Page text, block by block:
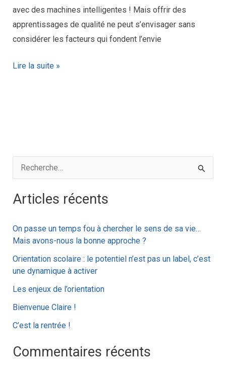
avec des machines intelligentes ! Mais offrir des
apprentissages de qualité ne peut s’envisager sans
considérer les facteurs qui fondent l’envie
Lire la suite »
c
e
Articles récents
On passe un temps fou à chercher le sens de sa vie…
Mais avons-nous la bonne approche ?
Orientation scolaire : le potentiel n’est pas un label, c’est
une dynamique à activer
Les enjeux de l’orientation
Bienvenue Claire !
C’est la rentrée !
Commentaires récents